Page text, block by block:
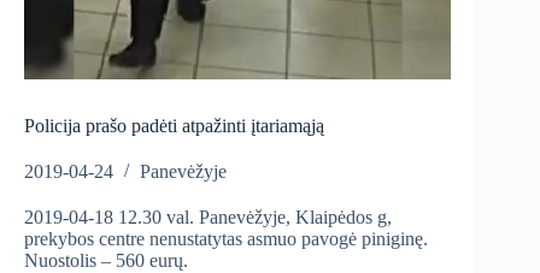
Policija prašo padėti atpažinti įtariamąją
2019-04-24 Panevėžyje
2019-04-18 12.30 val. Panevėžyje, Klaipėdos g,
prekybos centre nenustatytas asmuo pavogė piniginę.
Nuostolis – 560 eurų.